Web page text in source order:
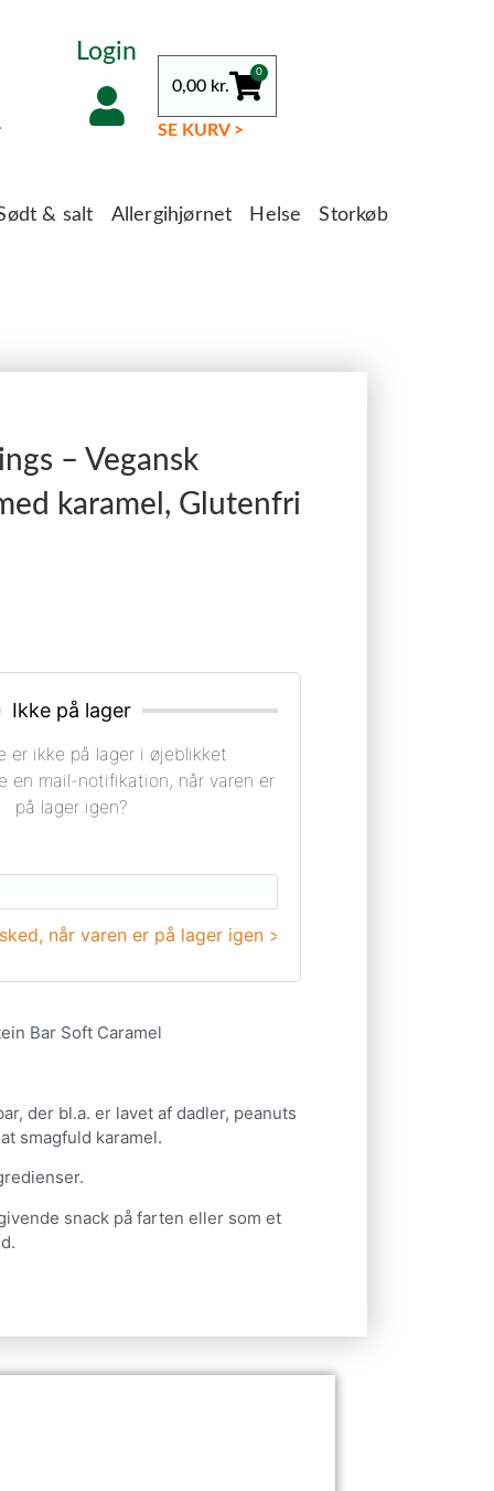
Login
0,00 kr.
0
SE KURV >
& salt Allergihjørnet Helse Storkøb
– Vegansk
karamel, Glutenfri
Ikke på lager
er ikke på lager i øjeblikket
en mail-notifikation, når varen er
på lager igen?
når varen er på lager igen >
Bar Soft Caramel
der bl.a. er lavet af dadler, peanuts
smagfuld karamel.
snack på farten eller som et